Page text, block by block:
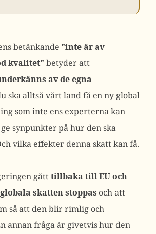
betänkande ”inte är av
kvalitet” betyder att
av de egna
ska alltså vårt land få en ny global
som inte ens experterna kan
synpunkter på hur den ska
vilka effekter denna skatt kan få.
gåtttillbaka till EU och
skatten stoppas och att
så att den blir rimlig och
annan fråga är givetvis hur den